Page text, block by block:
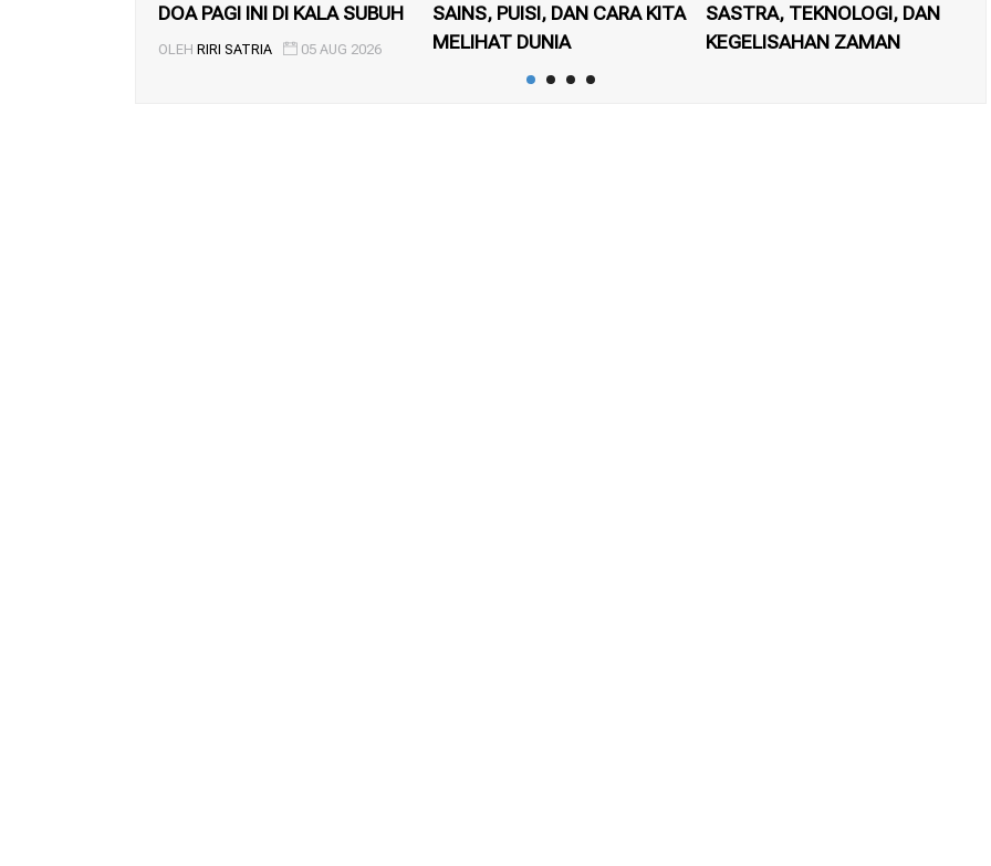
DOA PAGI INI DI KALA SUBUH
OLEH RIRI SATRIA 05 AUG 2026
SAINS, PUISI, DAN CARA KITA
MELIHAT DUNIA
RIRI SATRIA 29 MAR 2026
SASTRA, TEKNOLOGI, DAN
KEGELISAHAN ZAMAN